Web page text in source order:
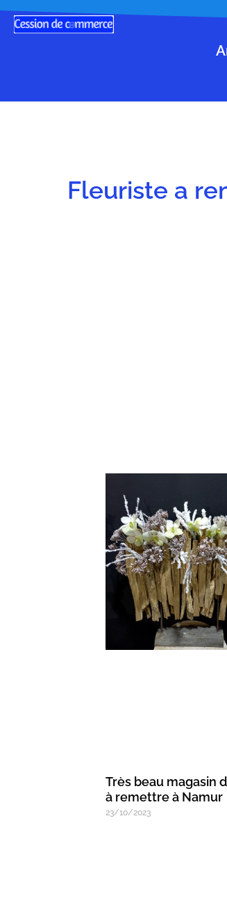
Fleuriste a
Très beau magasin
à remettre à Namur
23/10/2023